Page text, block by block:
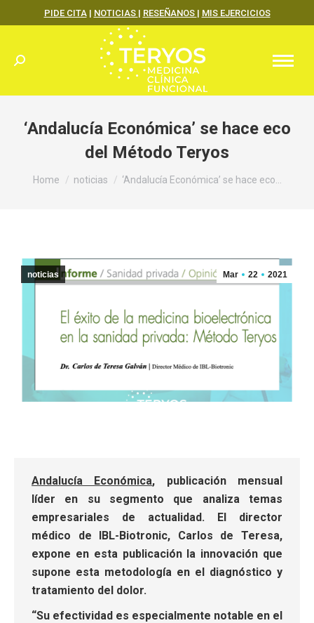
PIDE CITA| NOTICIAS | RESEÑANOS | MIS EJERCICIOS
Search:
‘Andalucía Económica’ se hace eco
del Método Teryos
You are here:
Home noticias ‘Andalucía Económica’ se hace eco…
Mar 22 2021
noticias
Andalucía Económica, publicación mensual
líder en su segmento que analiza temas
empresariales de actualidad. El director
médico de IBL-Biotronic, Carlos de Teresa,
expone en esta publicación la innovación que
supone esta metodología en el diagnóstico y
tratamiento del dolor.
“Su efectividad es especialmente notable en el